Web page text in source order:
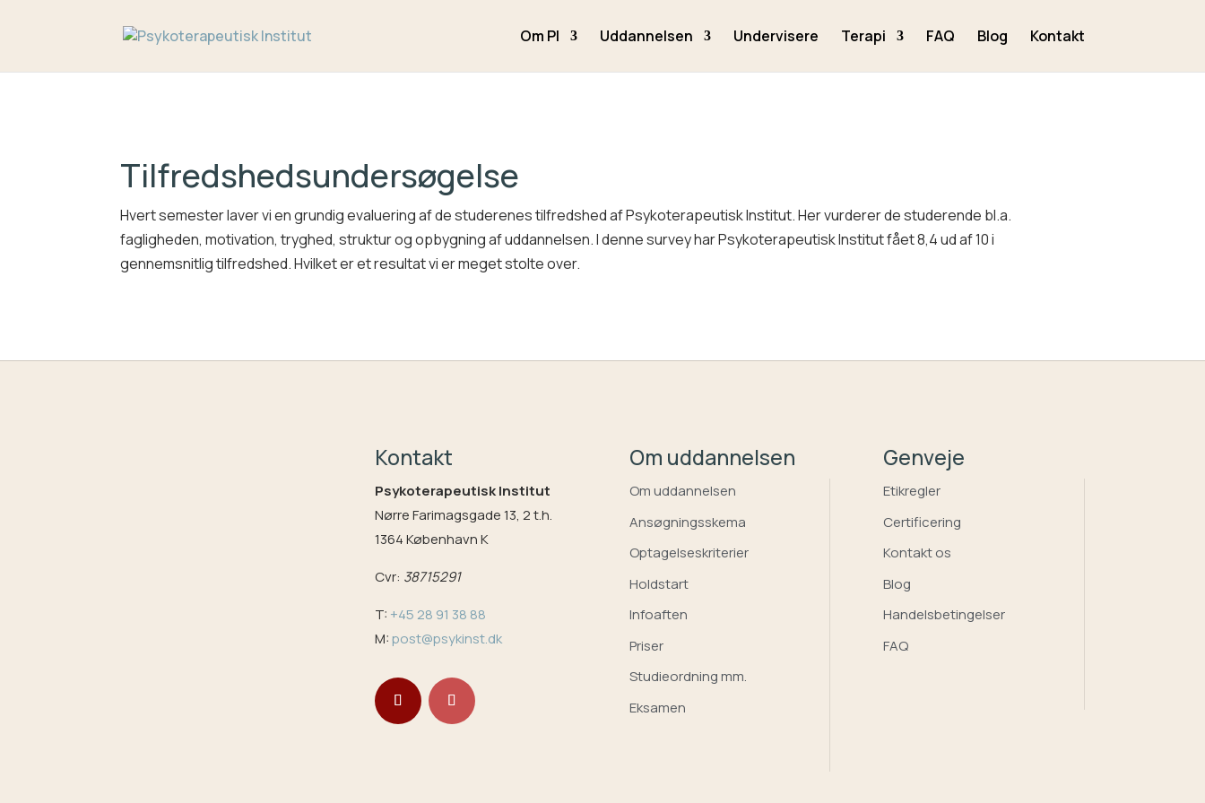
Om PI Uddannelsen Undervisere Terapi FAQ Blog Kontakt
Tilfredshedsundersøgelse
Hvert semester laver vi en grundig evaluering af de studerenes tilfredshed af Psykoterapeutisk Institut. Her vurderer de studerende bl.a.
fagligheden, motivation, tryghed, struktur og opbygning af uddannelsen. I denne survey har Psykoterapeutisk Institut fået 8,4 ud af 10 i
gennemsnitlig tilfredshed. Hvilket er et resultat vi er meget stolte over.
Kontakt
Psykoterapeutisk Institut
Nørre Farimagsgade 13, 2 t.h.
1364 København K
Cvr: 38715291
T: +45 28 91 38 88
M:post@psykinst.dk
Om uddannelsen
Om uddannelsen
Ansøgningsskema
Optagelseskriterier
Holdstart
Infoaften
Priser
Studieordning mm.
Eksamen
Genveje
Etikregler
Certificering
Kontakt os
Blog
Handelsbetingelser
FAQ